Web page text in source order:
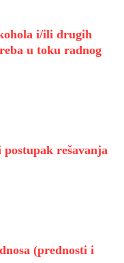
i/ili drugih
u toku radnog
rešavanja
(prednosti i